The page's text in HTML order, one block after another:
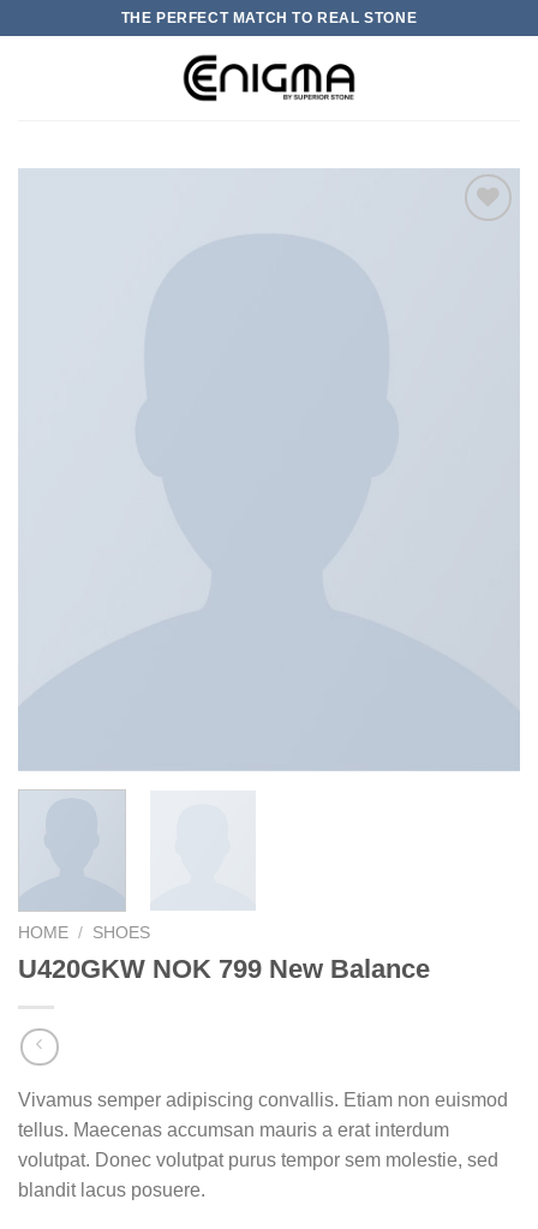
THE PERFECT MATCH TO REAL STONE
HOME / SHOES
U420GKW NOK 799 New Balance
Vivamus semper adipiscing convallis. Etiam non euismod
tellus. Maecenas accumsan mauris a erat interdum
volutpat. Donec volutpat purus tempor sem molestie, sed
blandit lacus posuere.